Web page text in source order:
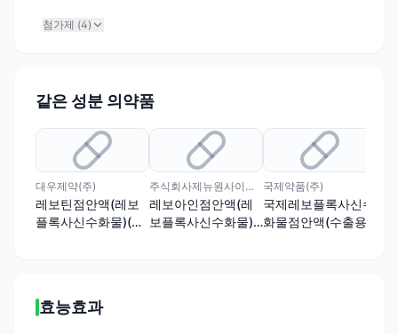
첨가제 (4)
같은 성분 의약품
대우제약(주)
레보틴점안액(레보
플록사신수화물)(수
주식회사제뉴원사이언스
레보아인점안액(레
보플록사신수화물)
국제약품(주)
국제레보플록사신수
화물점안액(수출용)
효능효과